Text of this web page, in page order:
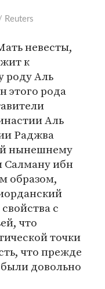
Reuters
невесты,
к
роду Аль
этого рода
Аль
Раджва
нынешнему
Салману ибн
образом,
с
что
точки
что прежде
довольно